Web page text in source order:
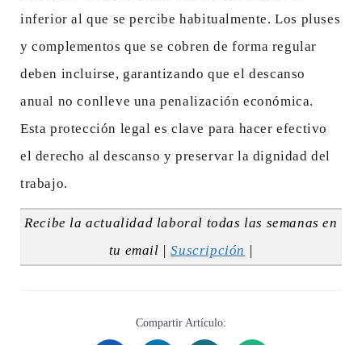
inferior al que se percibe habitualmente. Los pluses
y complementos que se cobren de forma regular
deben incluirse, garantizando que el descanso
anual no conlleve una penalización económica.
Esta protección legal es clave para hacer efectivo
el derecho al descanso y preservar la dignidad del
trabajo.
Recibe la actualidad laboral todas las semanas en
tu email |Suscripción |
Compartir Artículo: